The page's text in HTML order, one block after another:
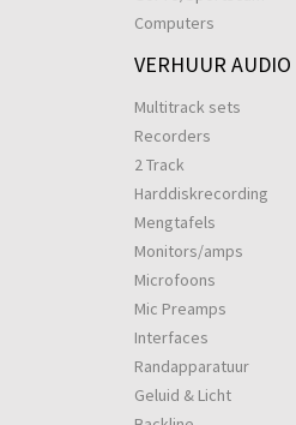
Computers
VERHUUR AUDIO
Multitrack sets
Recorders
2 Track
Harddiskrecording
Mengtafels
Monitors/amps
Microfoons
Mic Preamps
Interfaces
Randapparatuur
Geluid & Licht